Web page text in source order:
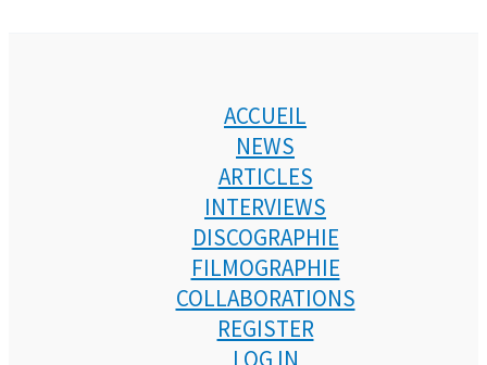
ACCUEIL
NEWS
ARTICLES
INTERVIEWS
DISCOGRAPHIE
FILMOGRAPHIE
COLLABORATIONS
REGISTER
LOG IN